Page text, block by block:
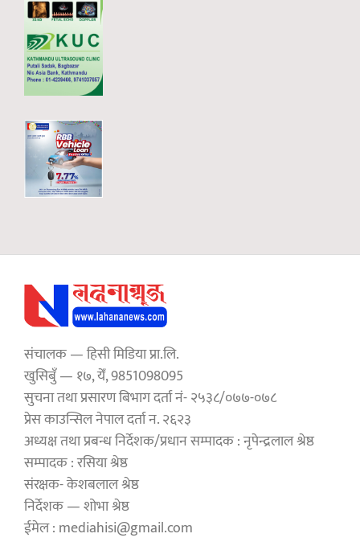
संचालक — हिसी मिडिया प्रा.लि.
खुसिबुँ — १७, येँ, 9851098095
सुचना तथा प्रसारण बिभाग दर्ता नं- २५३८/०७७-०७८
प्रेस काउन्सिल नेपाल दर्ता न. २६२३
अध्यक्ष तथा प्रबन्ध निर्देशक/प्रधान सम्पादक : नृपेन्द्रलाल श्रेष्ठ
सम्पादक : रसिया श्रेष्ठ
संरक्षक- केशबलाल श्रेष्ठ
निर्देशक — शोभा श्रेष्ठ
ईमेल : mediahisi@gmail.com